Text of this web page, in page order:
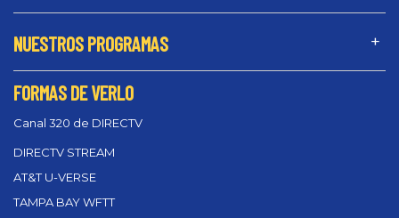
NUESTROS PROGRAMAS
FORMAS DE VERLO
Canal 320 de DIRECTV
DIRECTV STREAM
AT&T U-VERSE
TAMPA BAY WFTT